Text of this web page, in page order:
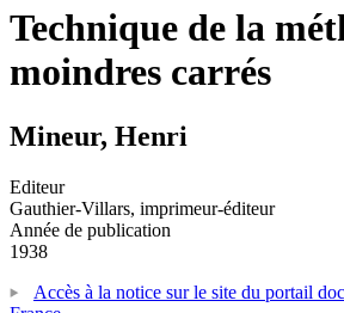
Technique de la
moindres carrés
Mineur, Henri
Editeur
Gauthier-Villars, imprimeur-éditeur
Année de publication
1938
Accès à la notice sur le site du portail